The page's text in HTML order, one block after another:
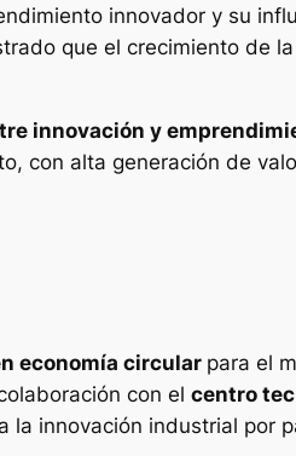
innovador y su
que el crecimiento de
innovación y
con alta generación de
economía circular para el
con el centro
la innovación industrial por